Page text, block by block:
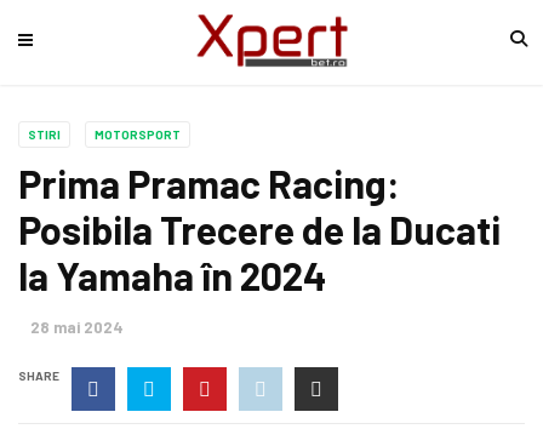
STIRI MOTORSPORT
Prima Pramac Racing:
Posibila Trecere de la Ducati
la Yamaha în 2024
28 mai 2024
SHARE